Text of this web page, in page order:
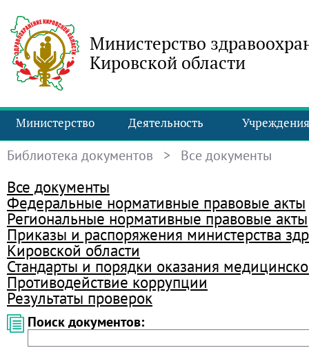
Министерство
Кировской области
Министерство Деятельность Учреждения
Библиотека документов > Все документы
Все документы
Федеральные нормативные правовые акты
Региональные нормативные правовые акты
Приказы и распоряжения министерства
Кировской области
Стандарты и порядки оказания
Противодействие коррупции
Результаты проверок
Поиск документов: